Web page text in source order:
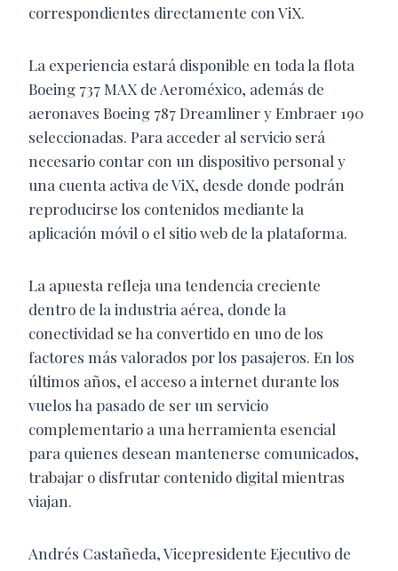
correspondientes directamente con ViX.
La experiencia estará disponible en toda la flota
Boeing 737 MAX de Aeroméxico, además de
aeronaves Boeing 787 Dreamliner y Embraer 190
seleccionadas. Para acceder al servicio será
necesario contar con un dispositivo personal y
una cuenta activa de ViX, desde donde podrán
reproducirse los contenidos mediante la
aplicación móvil o el sitio web de la plataforma.
La apuesta refleja una tendencia creciente
dentro de la industria aérea, donde la
conectividad se ha convertido en uno de los
factores más valorados por los pasajeros. En los
últimos años, el acceso a internet durante los
vuelos ha pasado de ser un servicio
complementario a una herramienta esencial
para quienes desean mantenerse comunicados,
trabajar o disfrutar contenido digital mientras
viajan.
Andrés Castañeda, Vicepresidente Ejecutivo de